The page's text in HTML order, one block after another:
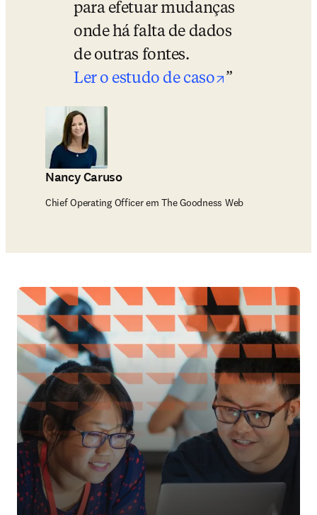
para efetuar mudanças
onde há falta de dados
de outras fontes.
Ler o estudo de caso
opens in
Nancy Caruso
Chief Operating Officer em The Goodness Web